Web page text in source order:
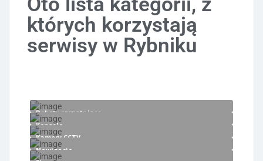
których korzystają
serwisy w Rybniku
Roboty sprzątające
Konsole
Kamery CCTV
Nawigacje